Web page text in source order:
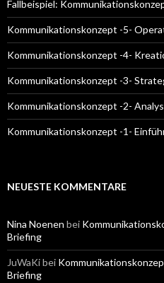
Fallbeispiel:
Kommunikationskonzept -5-
Kommunikationskonzept -4-
Kommunikationskonzept -3-
Kommunikationskonzept -2-
Kommunikationskonzept -1-
NEUESTE KOMMENTARE
Nina Noenen bei
Briefing
JuWaKibei
Briefing